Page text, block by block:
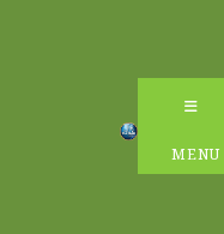
MENU